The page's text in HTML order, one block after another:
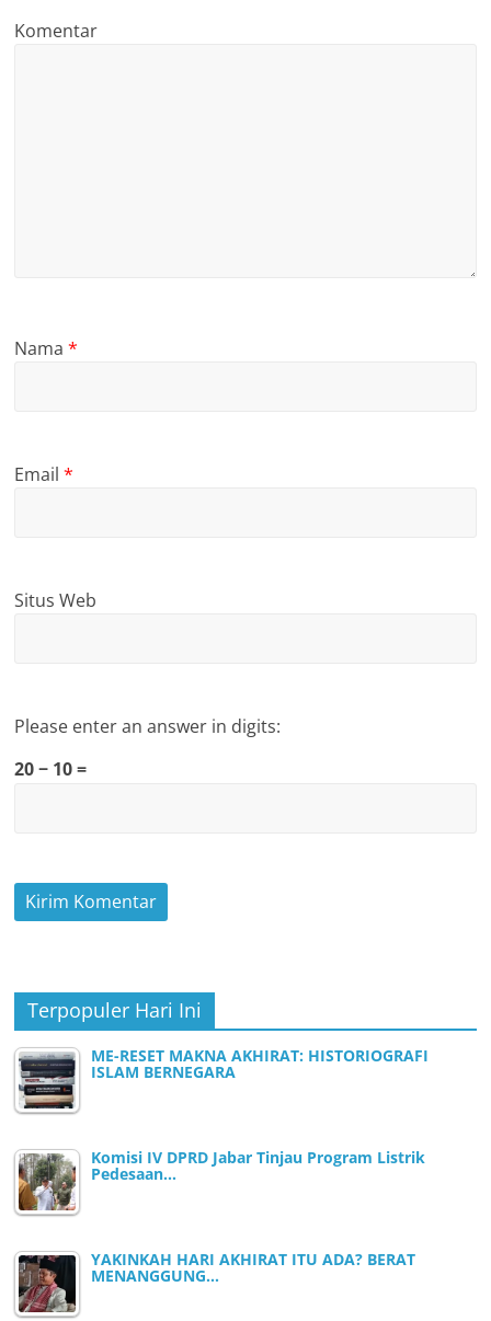
Komentar
Nama*
Email*
Situs Web
Please enter an answer in digits:
20 − 10 =
Terpopuler Hari Ini
ME-RESET MAKNA AKHIRAT: HISTORIOGRAFI
ISLAM BERNEGARA
Komisi IV DPRD Jabar Tinjau Program Listrik
Pedesaan…
YAKINKAH HARI AKHIRAT ITU ADA? BERAT
MENANGGUNG…